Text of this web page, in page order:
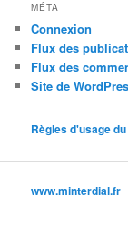
MÉTA
Connexion
Flux des
Flux des
Site de
Règles d'usage
www.minterdial.fr